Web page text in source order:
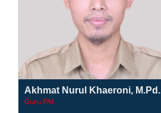
Akhmat Nurul Khaeroni, M.Pd.
Guru PAI